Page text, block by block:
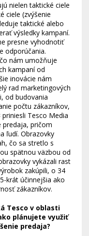
nielen taktické ciele
ciele (zvýšenie
taktické alebo
výsledky kampaní.
presne vyhodnotiť
odporúčania.
nám umožňuje
kampaní od
inovácie nám
rad marketingových
od budovania
počtu zákazníkov,
Tesco Media
predaja, pričom
ľudí. Obrazovky
čo sa stretlo s
spätnou väzbou od
vykázali rast
zakúpili, o 34
krát účinnejšia ako
zákazníkov.
Tesco v oblasti
plánujete využiť
predaja?